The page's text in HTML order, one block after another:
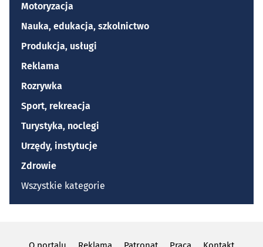
Motoryzacja
Nauka, edukacja, szkolnictwo
Produkcja, usługi
Reklama
Rozrywka
Sport, rekreacja
Turystyka, noclegi
Urzędy, instytucje
Zdrowie
Wszystkie kategorie